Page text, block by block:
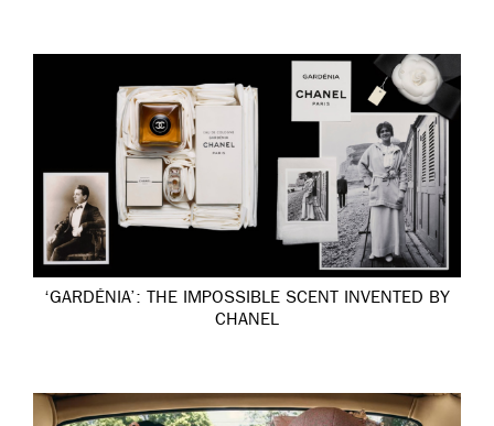
‘GARDÉNIA’: THE IMPOSSIBLE SCENT INVENTED BY
CHANEL